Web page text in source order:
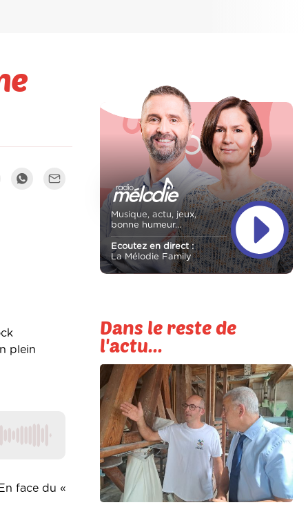
plein
face du «
Musique, actu, jeux,
bonne humeur...
Ecoutez en direct :
La Mélodie Family
Dans le reste de
l'actu...